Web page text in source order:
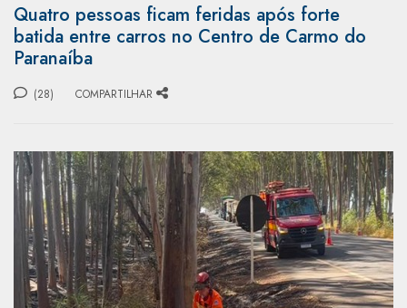
Quatro pessoas ficam feridas após forte
batida entre carros no Centro de Carmo do
Paranaíba
(28) COMPARTILHAR